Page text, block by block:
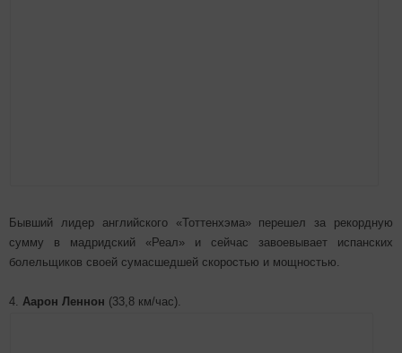
Бывший лидер английского «Тоттенхэма» перешел за рекордную
сумму в мадридский «Реал» и сейчас завоевывает испанских
болельщиков своей сумасшедшей скоростью и мощностью.
4. Аарон Леннон (33,8 км/час).